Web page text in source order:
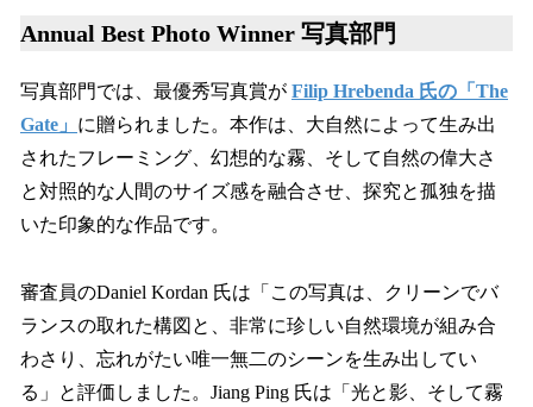
Annual Best Photo Winner 写真部門
写真部門では、最優秀写真賞が Filip Hrebenda 氏の「The
Gate」 に贈られました。本作は、大自然によって生み出
されたフレーミング、幻想的な霧、そして自然の偉大さ
と対照的な人間のサイズ感を融合させ、探究と孤独を描
いた印象的な作品です。
審査員のDaniel Kordan 氏は「この写真は、クリーンでバ
ランスの取れた構図と、非常に珍しい自然環境が組み合
わさり、忘れがたい唯一無二のシーンを生み出してい
る」と評価しました。Jiang Ping 氏は「光と影、そして霧